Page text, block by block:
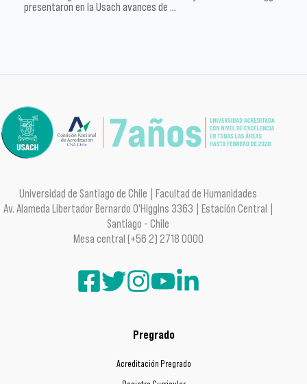
presentaron en la Usach avances de …
Universidad de Santiago de Chile | Facultad de Humanidades
Av. Alameda Libertador Bernardo O'Higgins 3363 | Estación Central |
Santiago - Chile
Mesa central (+56 2) 2718 0000
Pregrado
Acreditación Pregrado